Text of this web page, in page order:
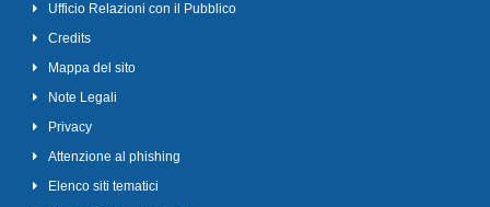
Ufficio Relazioni con il Pubblico
Credits
Mappa del sito
Note Legali
Privacy
Attenzione al phishing
Elenco siti tematici